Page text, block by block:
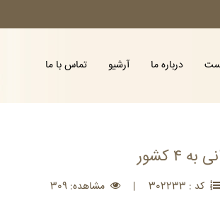
درباره ما آرشیو تماس با ما
کشور
کد : 302233 | مشاهده: 309